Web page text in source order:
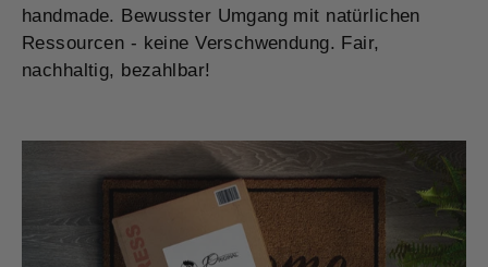
handmade. Bewusster Umgang mit natürlichen
Ressourcen - keine Verschwendung. Fair,
nachhaltig, bezahlbar!